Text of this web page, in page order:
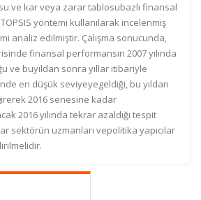
ve kar veya zarar tablosubazlı finansal
yöntemi kullanılarak incelenmiş
analiz edilmiştir. Çalışma sonucunda,
finansal performansın 2007 yılında
ve buyıldan sonra yıllar itibariyle
en düşük seviyeyegeldiği, bu yıldan
2016 senesine kadar
2016 yılında tekrar azaldığı tespit
sektörün uzmanları vepolitika yapıcılar